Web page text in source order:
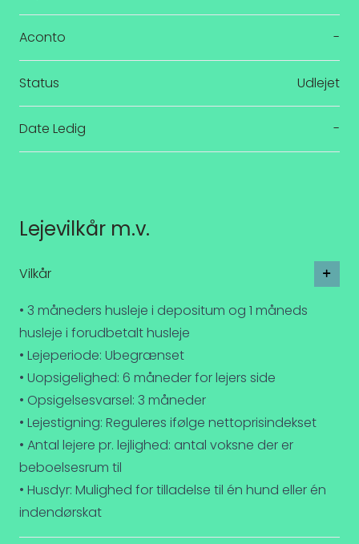
Aconto -
Status Udlejet
Date Ledig -
Lejevilkår m.v.
Vilkår
• 3 måneders husleje i depositum og 1 måneds
husleje i forudbetalt husleje
• Lejeperiode: Ubegrænset
• Uopsigelighed: 6 måneder for lejers side
• Opsigelsesvarsel: 3 måneder
• Lejestigning: Reguleres ifølge nettoprisindekset
• Antal lejere pr. lejlighed: antal voksne der er
beboelsesrum til
• Husdyr: Mulighed for tilladelse til én hund eller én
indendørskat